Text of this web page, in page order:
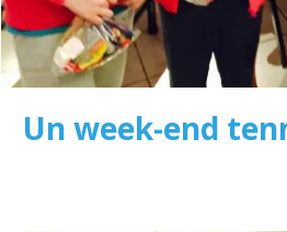
Un week-end